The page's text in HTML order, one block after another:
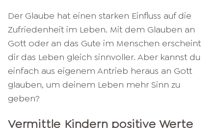
Der Glaube hat einen starken Einfluss auf die
Zufriedenheit im Leben. Mit dem Glauben an
Gott oder an das Gute im Menschen erscheint
dir das Leben gleich sinnvoller. Aber kannst du
einfach aus eigenem Antrieb heraus an Gott
glauben, um deinem Leben mehr Sinn zu
geben?
Vermittle Kindern positive Werte